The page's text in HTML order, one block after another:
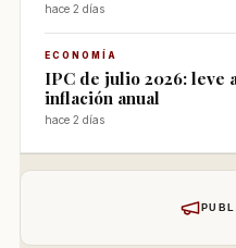
hace 2 días
ECONOMÍA
IPC de julio 2026: leve
inflación anual
hace 2 días